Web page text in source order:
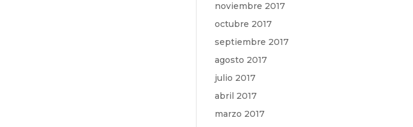
noviembre 2017
octubre 2017
septiembre 2017
agosto 2017
julio 2017
abril 2017
marzo 2017